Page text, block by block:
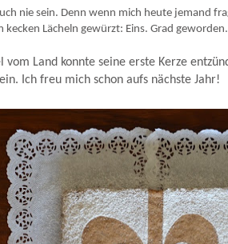
nie sein. Denn wenn mich heute jemand
Lächeln gewürzt: Eins. Grad geworden.
Land konnte seine erste Kerze
Ich freu mich schon aufs nächste Jahr!